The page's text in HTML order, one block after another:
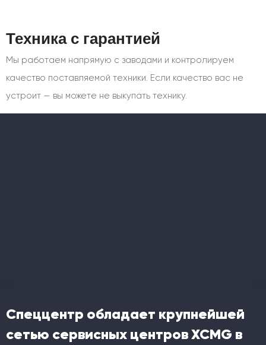
Техника с гарантией
Мы работаем напрямую с заводами и контролируем
качество поставляемой техники. Если качество вас не
устроит — вы можете не выкупать технику.
Спеццентр обладает крупнейшей
сетью сервисных центров XCMG в